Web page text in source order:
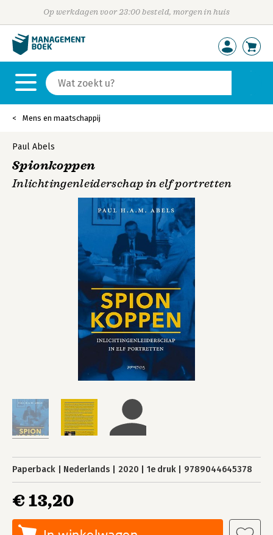
Op werkdagen voor 23:00 besteld, morgen in huis
Mens en maatschappij
Paul Abels
Spionkoppen
Inlichtingenleiderschap in elf portretten
Paperback Nederlands 2020 1e druk 9789044645378
€ 13,20